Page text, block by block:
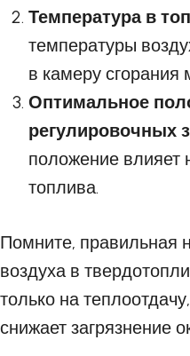
Температура в
температуры
в камеру сгорания
Оптимальное
регулировочных
положение влияет
топлива.
Помните, правильная
воздуха в
только на
снижает загрязнение